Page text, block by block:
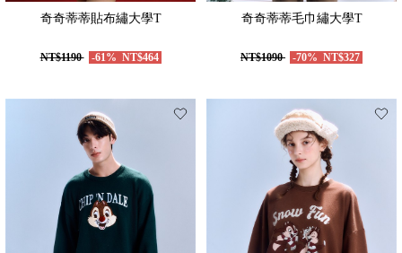
奇奇蒂蒂貼布繡大學T
NT$1190 -61% NT$464
奇奇蒂蒂毛巾繡大學T
NT$1090 -70% NT$327